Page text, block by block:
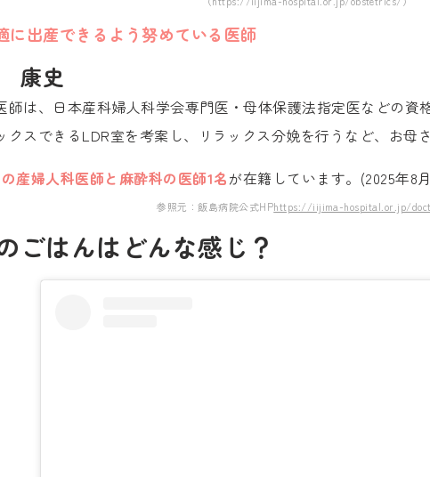
に出産できるよう努めている医師
康史
師は、日本産科婦人科学会専門医・母体保護法指定医などの資
クスできるLDR室を考案し、リラックス分娩を行うなど、お母
産婦人科医師と麻酔科の医師1名が在籍しています。(2025年8
参照元：飯島病院公式HPhttps://iijima-hospital.or.jp/
ごはんは どんな感じ？